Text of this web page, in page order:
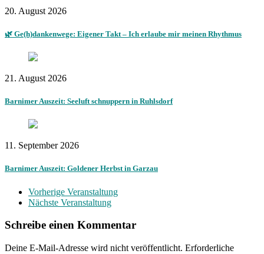
20. August 2026
🌿 Ge(h)dankenwege: Eigener Takt – Ich erlaube mir meinen Rhythmus
21. August 2026
Barnimer Auszeit: Seeluft schnuppern in Ruhlsdorf
11. September 2026
Barnimer Auszeit: Goldener Herbst in Garzau
Vorherige Veranstaltung
Nächste Veranstaltung
Schreibe einen Kommentar
Deine E-Mail-Adresse wird nicht veröffentlicht. Erforderliche